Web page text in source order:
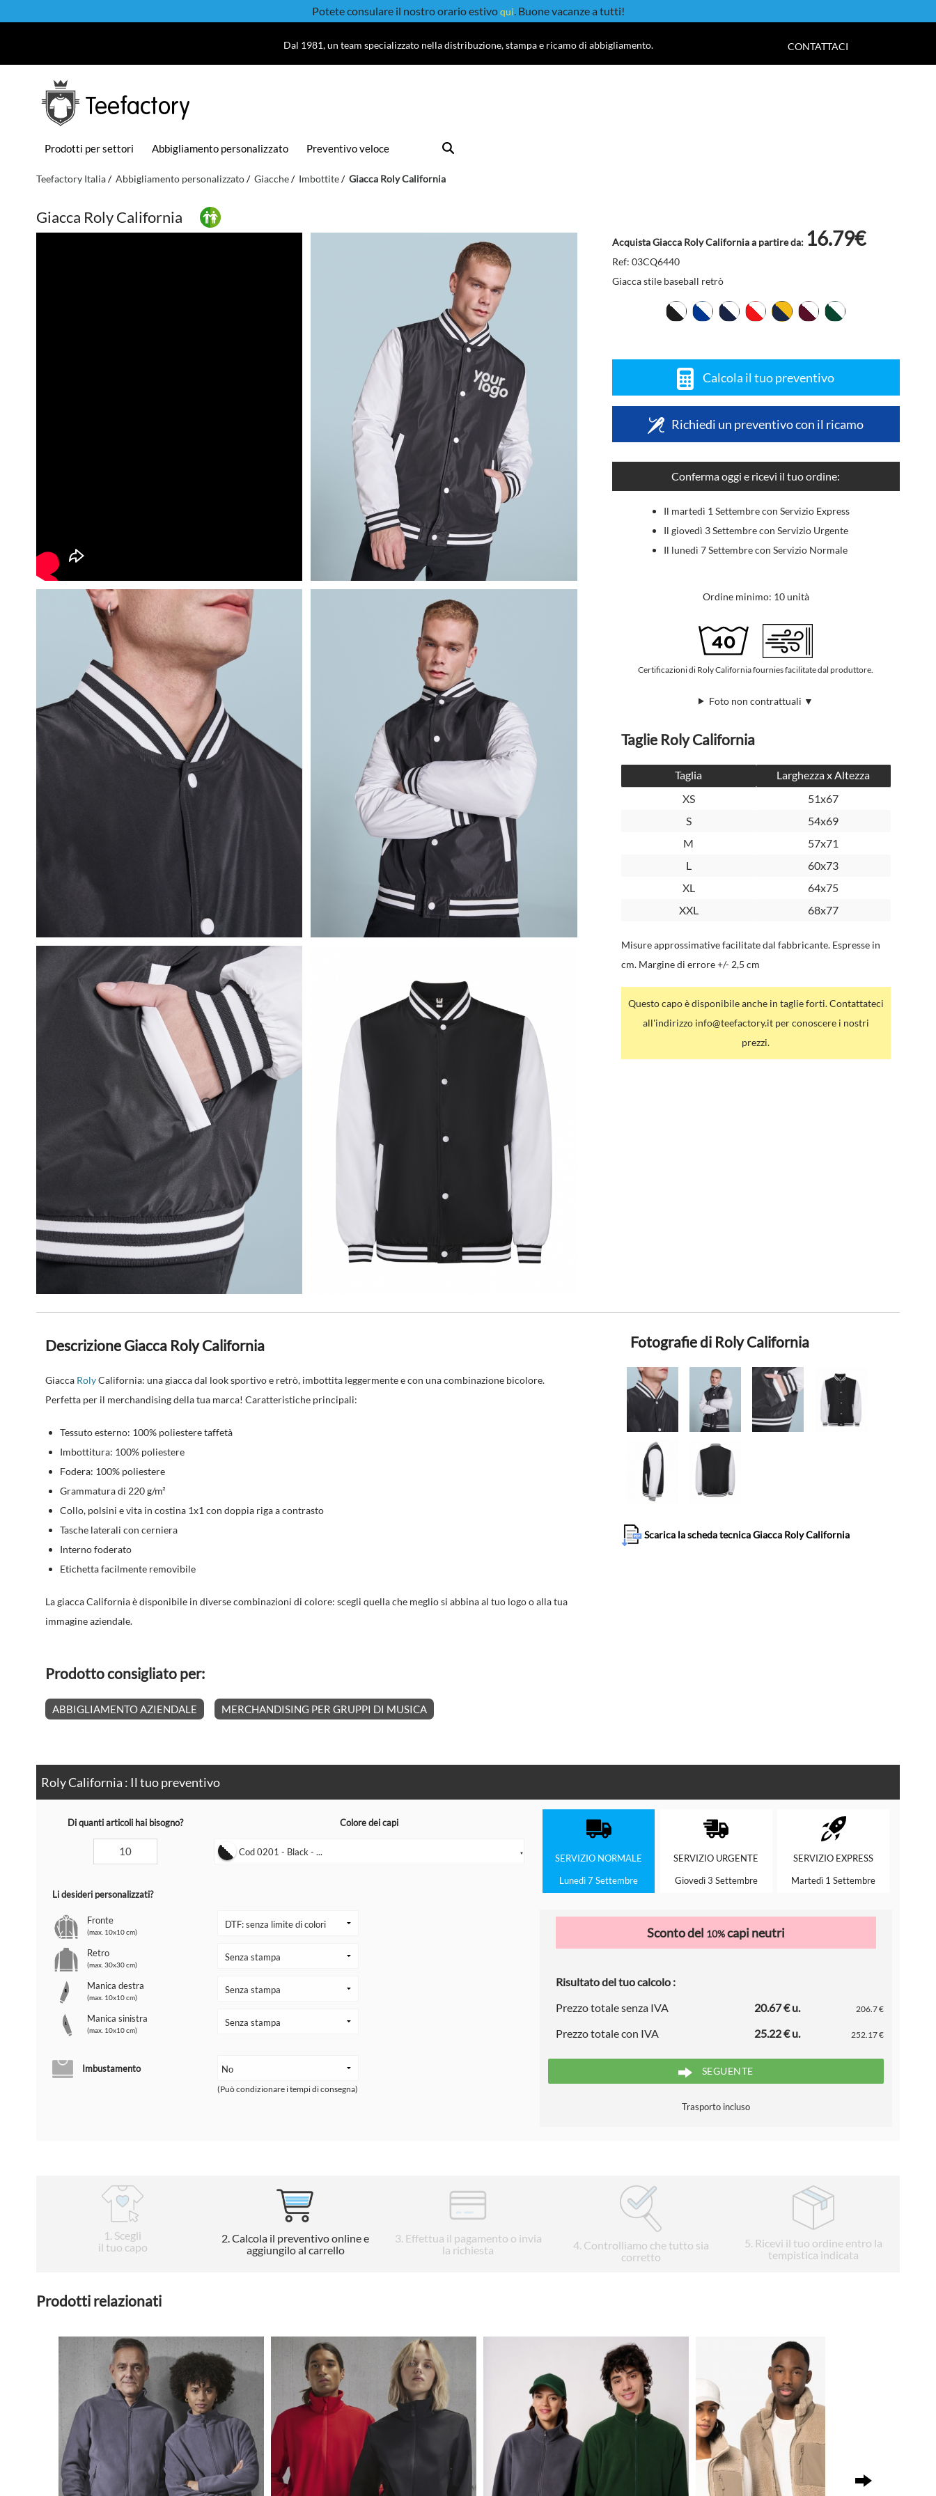
Potete consulare il nostro orario estivoqui. Buone vacanze a tutti!
Dal 1981, un team specializzato nella distribuzione, stampa e ricamo di abbigliamento. CONTATTACI
Teefactory
Prodotti per settori Abbigliamento personalizzato Preventivo veloce
Teefactory Italia Abbigliamento personalizzato Giacche Imbottite Giacca Roly California
Giacca Roly California
Acquista Giacca Roly California a partire da: 16.79€
Ref: 03CQ6440
Giacca stile baseball retrò
Calcola il tuo preventivo
Richiedi un preventivo con il ricamo
Conferma oggi e ricevi il tuo ordine:
Il martedì 1 Settembre con Servizio Express
Il giovedì 3 Settembre con Servizio Urgente
Il lunedì 7 Settembre con Servizio Normale
Ordine minimo: 10 unità
Certificazioni di Roly California fournies facilitate dal produttore.
Foto non contrattuali ▼
Taglie Roly California
Taglia
Larghezza x Altezza
XS
51x67
S
54x69
M
57x71
L
60x73
XL
64x75
XXL
68x77
Misure approssimative facilitate dal fabbricante. Espresse in
cm. Margine di errore +/- 2,5 cm
Questo capo è disponibile anche in taglie forti. Contattateci
all'indirizzo info@teefactory.it per conoscere i nostri
prezzi.
Descrizione Giacca Roly California
Giacca RolyCalifornia: una giacca dal look sportivo e retrò, imbottita leggermente e con una combinazione bicolore.
Perfetta per il merchandising della tua marca! Caratteristiche principali:
Tessuto esterno: 100% poliestere taffetà
Imbottitura: 100% poliestere
Fodera: 100% poliestere
Grammatura di 220 g/m²
Collo, polsini e vita in costina 1x1 con doppia riga a contrasto
Tasche laterali con cerniera
Interno foderato
Etichetta facilmente removibile
La giacca California è disponibile in diverse combinazioni di colore: scegli quella che meglio si abbina al tuo logo o alla tua
immagine aziendale.
Prodotto consigliato per:
ABBIGLIAMENTO AZIENDALE MERCHANDISING PER GRUPPI DI MUSICA
Fotografie di Roly California
Scarica la scheda tecnica Giacca Roly California
Roly California : Il tuo preventivo
Di quanti articoli hai bisogno? Colore dei capi
Cod 0201 - Black - ... ▼
Li desideri personalizzati?
Fronte
(max. 10x10 cm)
Retro
(max. 30x30 cm)
Manica destra
(max. 10x10 cm)
Manica sinistra
(max. 10x10 cm)
Imbustamento
(Può condizionare i tempi di consegna)
SERVIZIO NORMALE
Lunedì 7 Settembre
SERVIZIO URGENTE
Giovedì 3 Settembre
SERVIZIO EXPRESS
Martedì 1 Settembre
Sconto del 10%capi neutri
Risultato del tuo calcolo :
Prezzo totale senza IVA
20.67 € u. 206.7 €
Prezzo totale con IVA 25.22 € u. 252.17 €
SEGUENTE
Trasporto incluso
1 . Scegli
il tuo capo
2 . Calcola il preventivo online e
aggiungilo al carrello
3 . Effettua il pagamento o invia
la richiesta
4. Controlliamo che tutto sia
corretto
5. Ricevi il tuo ordine entro la
tempistica indicata
Prodotti relazionati